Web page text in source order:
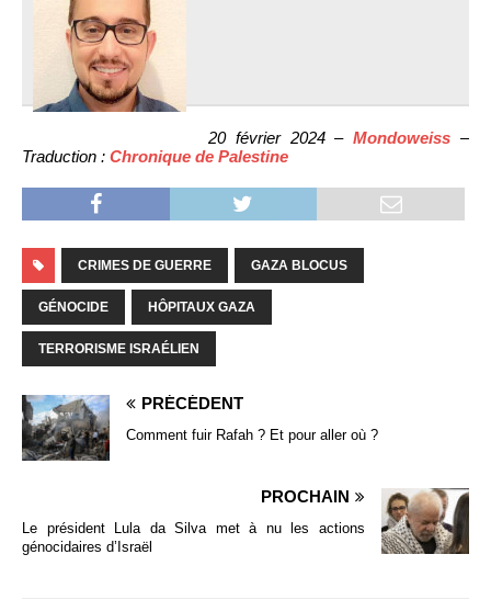
20 février 2024 –Mondoweiss –
Traduction : Chronique de Palestine
CRIMES DE GUERRE GAZA BLOCUS
GÉNOCIDE HÔPITAUX GAZA
TERRORISME ISRAÉLIEN
PRÉCÉDENT
Comment fuir Rafah ? Et pour aller où ?
PROCHAIN
Le président Lula da Silva met à nu les actions
génocidaires d’Israël